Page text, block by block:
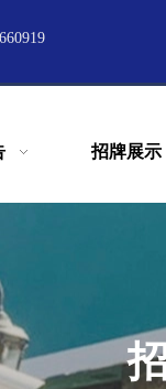
招牌展示